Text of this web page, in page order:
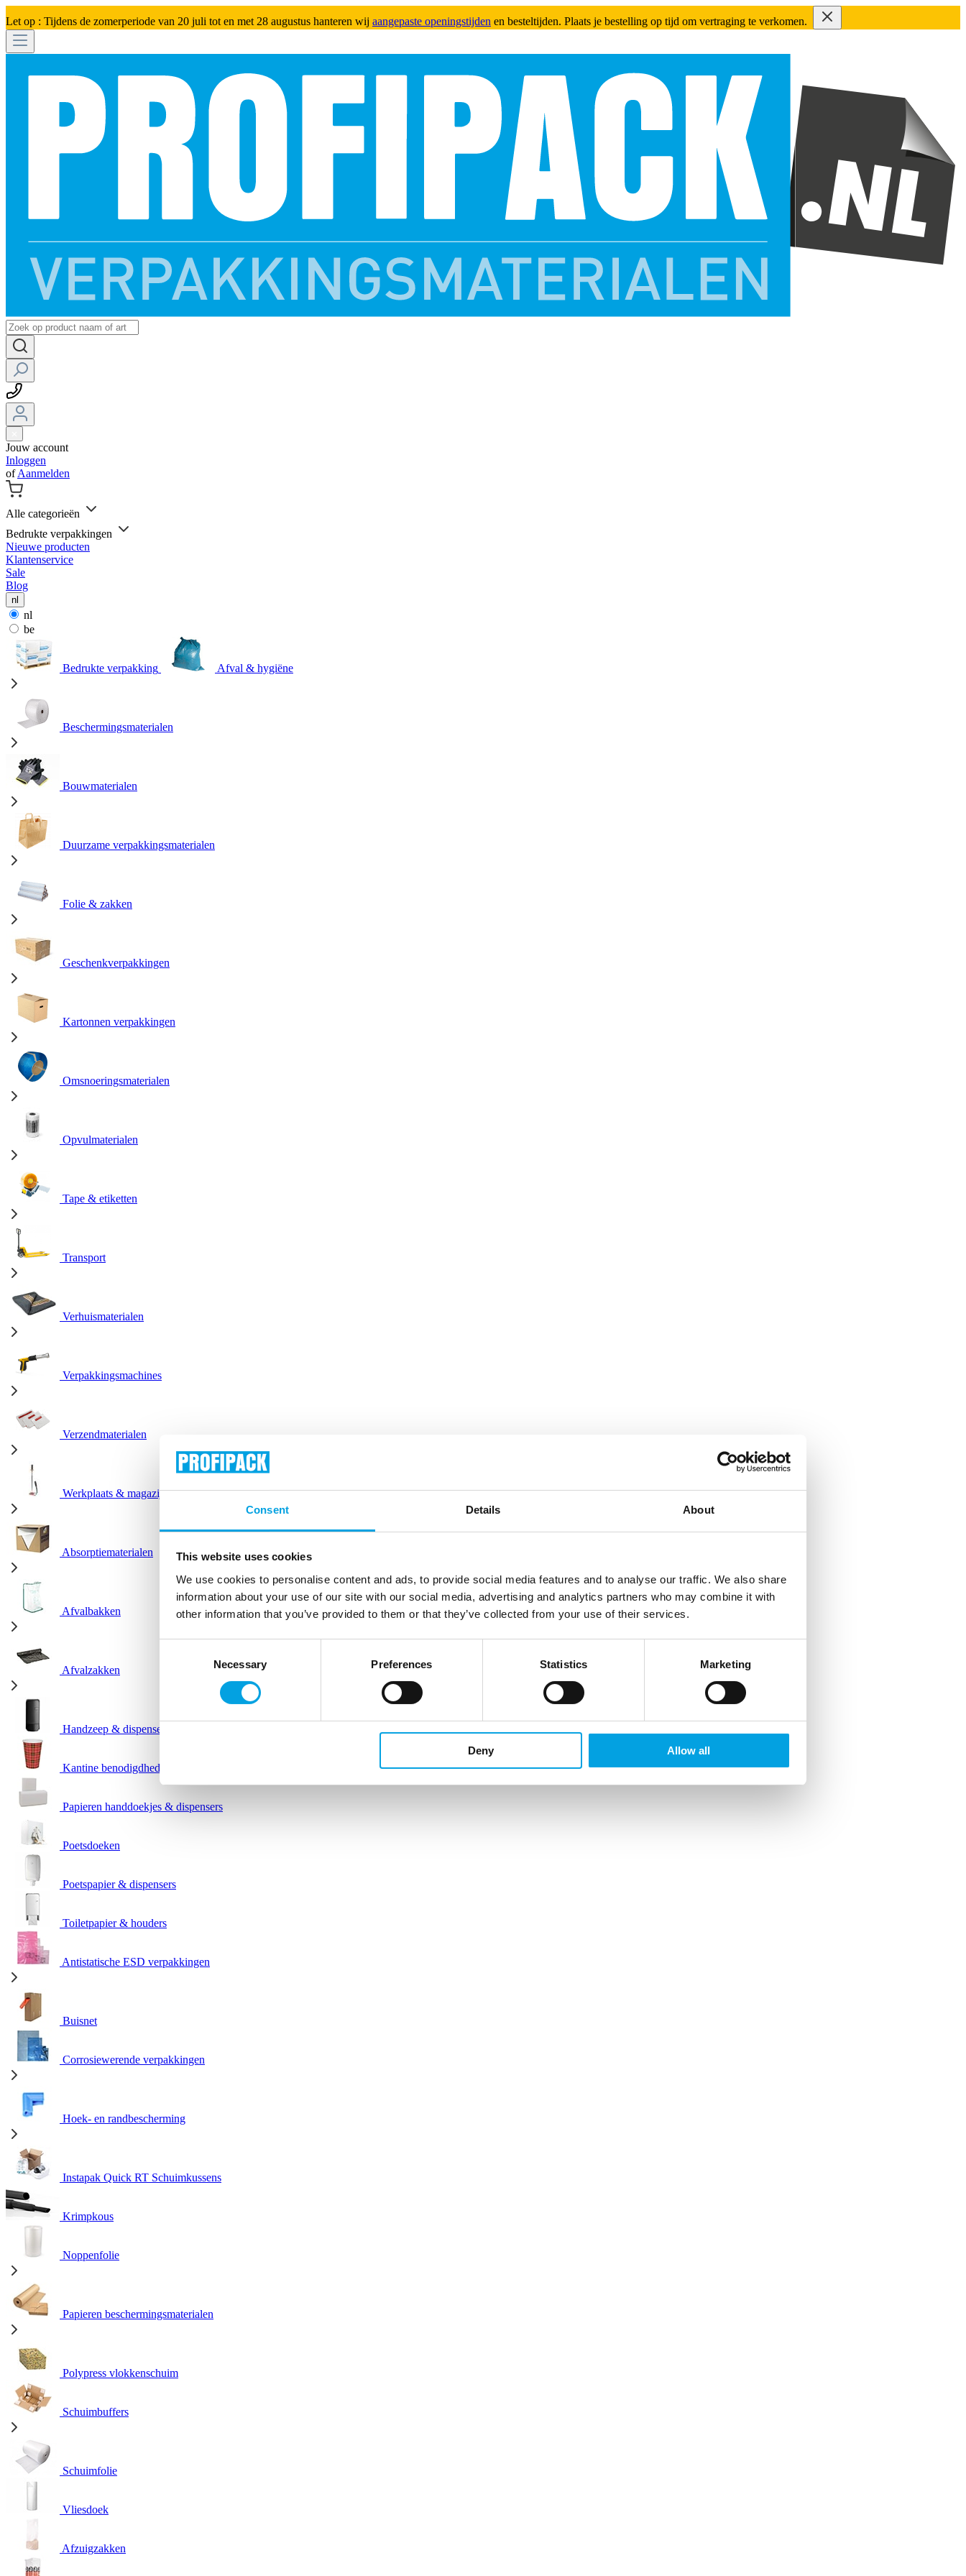
Consent Details About
This website uses cookies
We use cookies to personalise content and ads, to provide social media features and to analyse our traffic. We also share
information about your use of our site with our social media, advertising and analytics partners who may combine it with
other information that you’ve provided to them or that they’ve collected from your use of their services.
Necessary Preferences Statistics Marketing
Deny Allow all
Let op : Tijdens de zomerperiode van 20 juli tot en met 28 augustus hanteren wij aangepaste openingstijden en besteltijden. Plaats je bestelling op tijd om vertraging te verkomen.
Jouw account
Inloggen
ofAanmelden
Alle categorieën
Bedrukte verpakkingen
Nieuwe producten
Klantenservice
Sale
Blog
nl
nl
be
Bedrukte verpakking Afval & hygiëne
Beschermingsmaterialen
Bouwmaterialen
Duurzame verpakkingsmaterialen
Folie & zakken
Geschenkverpakkingen
Kartonnen verpakkingen
Omsnoeringsmaterialen
Opvulmaterialen
Tape & etiketten
Transport
Verhuismaterialen
Verpakkingsmachines
Verzendmaterialen
Werkplaats & magazijn
Absorptiematerialen
Afvalbakken
Afvalzakken
Handzeep & dispensers
Kantine benodigdheden
Papieren handdoekjes & dispensers
Poetsdoeken
Poetspapier & dispensers
Toiletpapier & houders
Antistatische ESD verpakkingen
Buisnet
Corrosiewerende verpakkingen
Hoek- en randbescherming
Instapak Quick RT Schuimkussens
Krimpkous
Noppenfolie
Papieren beschermingsmaterialen
Polypress vlokkenschuim
Schuimbuffers
Schuimfolie
Vliesdoek
Afzuigzakken